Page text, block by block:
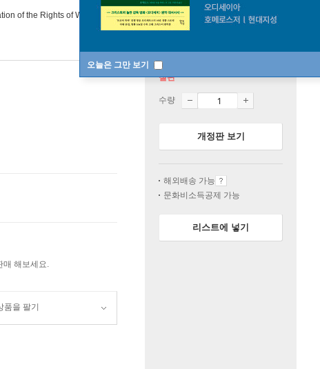
오늘은 그만 보기
of the Rights of Woman(1792)
매 해보세요.
품을 팔기
절판
수량
개정판 보기
해외배송 가능
문화비소득공제 가능
리스트에 넣기